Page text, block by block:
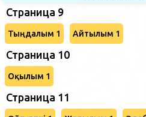
Страница 9
Тыңдалым 1 Айтылым 1
Страница 10
Оқылым 1
Страница 11